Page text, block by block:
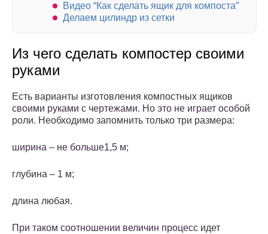
Видео “Как сделать ящик для компоста”
Делаем цилиндр из сетки
Из чего сделать компостер своими
руками
Есть варианты изготовления компостных ящиков
своими руками с чертежами. Но это не играет особой
роли. Необходимо запомнить только три размера:
ширина – не больше1,5 м;
глубина – 1 м;
длина любая.
При таком соотношении величин процесс идет